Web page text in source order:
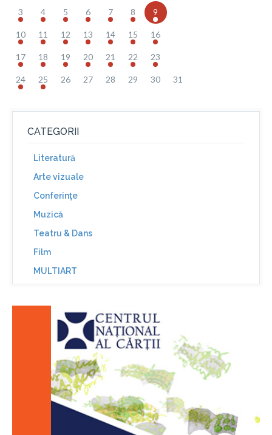
3 4 5 6 7 8 9
10 11 12 13 14 15 16
17 18 19 20 21 22 23
24 25 26 27 28 29 30 31
CATEGORII
Literatură
Arte vizuale
Conferinţe
Muzică
Teatru & Dans
Film
MULTIART